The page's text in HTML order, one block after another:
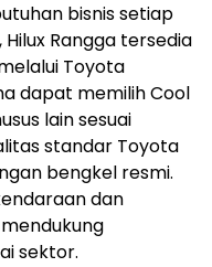
bisnis setiap
Rangga tersedia
Toyota
dapat memilih Cool
lain sesuai
standar Toyota
bengkel resmi.
dan
sektor.